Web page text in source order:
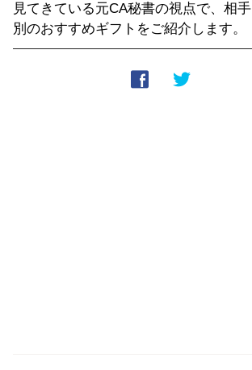
見てきている元CA秘書の視点で、相手
別のおすすめギフトをご紹介します。